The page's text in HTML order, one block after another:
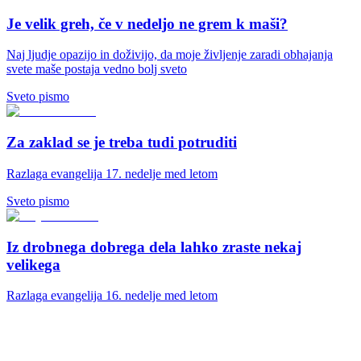
Je velik greh, če v nedeljo ne grem k maši?
Naj ljudje opazijo in doživijo, da moje življenje zaradi obhajanja
svete maše postaja vedno bolj sveto
Sveto pismo
Za zaklad se je treba tudi potruditi
Razlaga evangelija 17. nedelje med letom
Sveto pismo
Iz drobnega dobrega dela lahko zraste nekaj
velikega
Razlaga evangelija 16. nedelje med letom